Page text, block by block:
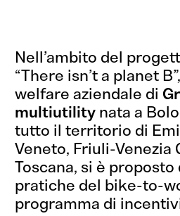
Nell’ambito del
“There isn’t a planet
welfare aziendale di
multiutility nata a
tutto il territorio di
Veneto, Friuli-Venezia
Toscana, si è
pratiche del bike-to-
programma di